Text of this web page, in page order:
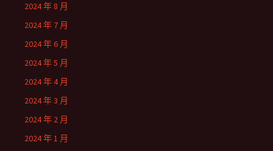
2024 年 8 月
2024 年 7 月
2024 年 6 月
2024 年 5 月
2024 年 4 月
2024 年 3 月
2024 年 2 月
2024 年 1 月